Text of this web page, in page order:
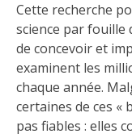
Cette recherche
science par fouille
de concevoir et
examinent les
chaque année.
certaines de ces «
pas fiables : elles